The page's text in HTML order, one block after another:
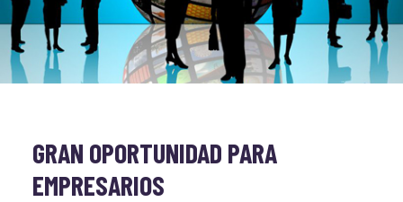
GRAN OPORTUNIDAD PARA
EMPRESARIOS